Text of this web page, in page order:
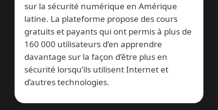
sur la sécurité numérique en Amérique
latine. La plateforme propose des cours
gratuits et payants qui ont permis à plus de
160 000 utilisateurs d’en apprendre
davantage sur la façon d’être plus en
sécurité lorsqu’ils utilisent Internet et
d’autres technologies.